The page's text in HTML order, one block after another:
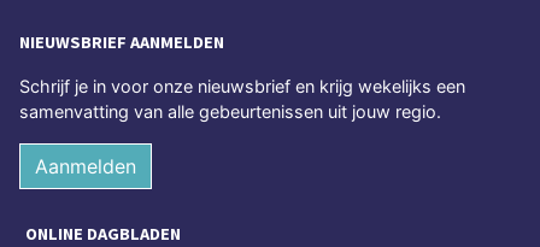
NIEUWSBRIEF AANMELDEN
Schrijf je in voor onze nieuwsbrief en krijg wekelijks een
samenvatting van alle gebeurtenissen uit jouw regio.
Aanmelden
ONLINE DAGBLADEN